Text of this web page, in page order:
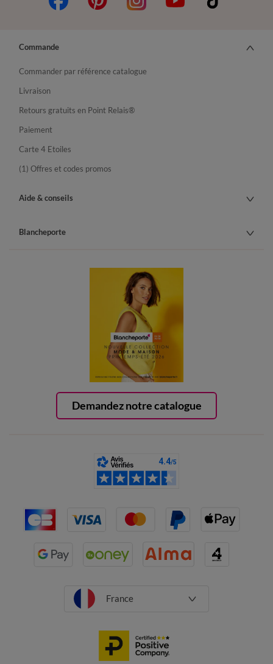
Demandez notre catalogue
Commande
Commander par référence catalogue
Livraison
Retours gratuits en Point Relais®
Paiement
Carte 4 Etoiles
(1) Offres et codes promos
Aide & conseils
Blancheporte
France